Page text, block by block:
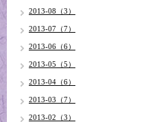
2013-08（3）
2013-07（7）
2013-06（6）
2013-05（5）
2013-04（6）
2013-03（7）
2013-02（3）